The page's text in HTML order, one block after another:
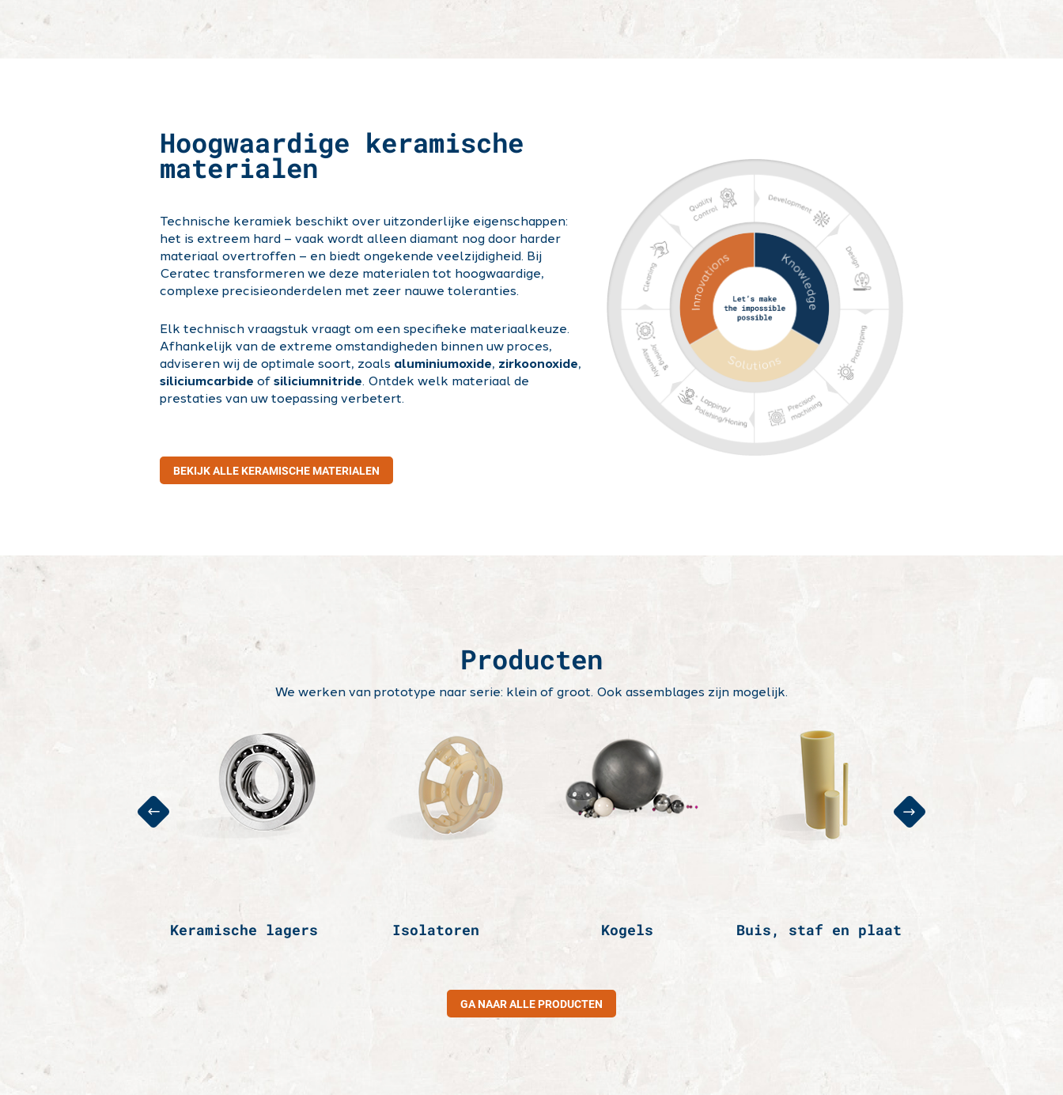
Hoogwaardige keramische
materialen
Technische keramiek beschikt over uitzonderlijke eigenschappen:
het is extreem hard – vaak wordt alleen diamant nog door harder
materiaal overtroffen – en biedt ongekende veelzijdigheid. Bij
Ceratec transformeren we deze materialen tot hoogwaardige,
complexe precisieonderdelen met zeer nauwe toleranties.
Elk technisch vraagstuk vraagt om een specifieke materiaalkeuze.
Afhankelijk van de extreme omstandigheden binnen uw proces,
adviseren wij de optimale soort, zoals aluminiumoxide, zirkoonoxide,
siliciumcarbide of siliciumnitride. Ontdek welk materiaal de
prestaties van uw toepassing verbetert.
BEKIJK ALLE KERAMISCHE MATERIALEN
Producten
We werken van prototype naar serie: klein of groot. Ook assemblages zijn mogelijk.
Keramische lagers Isolatoren Kogels Buis, staf en plaat
GA NAAR ALLE PRODUCTEN